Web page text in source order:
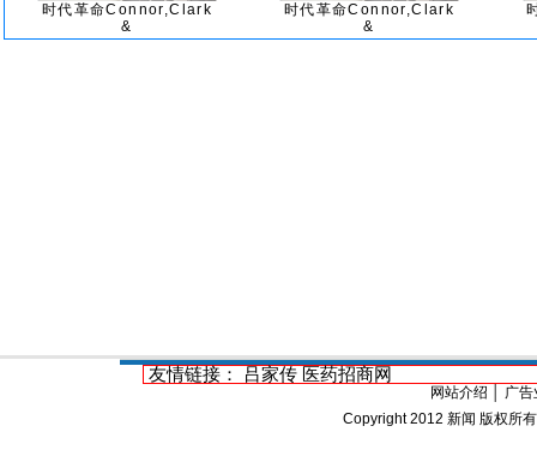
时代革命Connor,Clark
&
时代革命Connor,Clark
&
友情链接： 吕家传 医药招商网
网站介绍
广告
Copyright 2012 新闻 版权所